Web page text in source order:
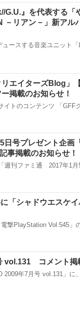
G.U.』を代表する「
－リアン－」新アル
ースする音楽ユニット
エイターズBlog」
掲載のお知らせ！
イトのコンテンツ 「
号プレゼント企画
事掲載のお知らせ！
週刊ファミ通 2017年1
「シャドウエスケ
撃PlayStation Vol.545」
vol.131 コメント掲
2009年7月号 vol.131」に